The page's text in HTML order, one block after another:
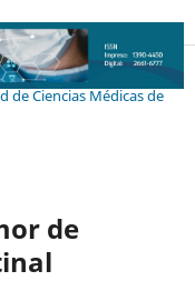
de Ciencias Médicas de
de